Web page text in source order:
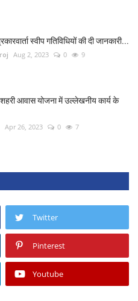
स्वीप गतिविधियों की दी जानकारी...
Aug 2, 2023 0 9
आवास योजना में उल्लेखनीय कार्य के
Apr 26, 2023 0 7
Twitter
Pinterest
Youtube